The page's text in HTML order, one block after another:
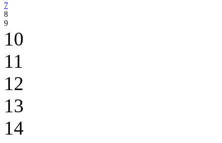
7
8
9
10
11
12
13
14